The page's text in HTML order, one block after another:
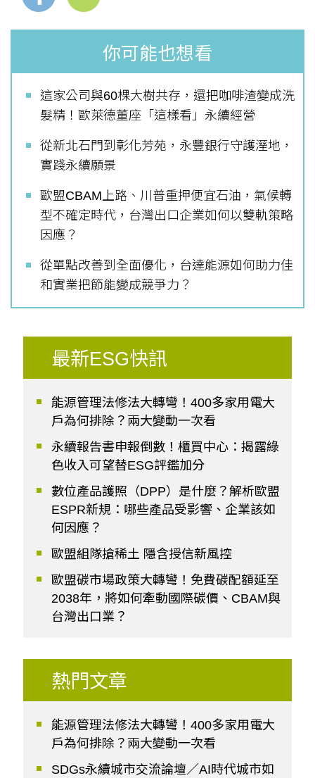
你可能也想看
這家公司與60棵大樹共存，還把咖啡渣變成洗
髮精！歐萊德董座「這樣看」永續經營
從新北石門到彰化芳苑，永豐銀行守護溼地，
實踐永續願景
歐盟CBAM上路、川普重押便宜石油，氣候轉
型不確定時代，台灣出口企業如何以雙軌策略
因應？
從單點改善到全面優化，台達能源如何助力佳
和實業把節能變成競爭力？
最新ESG快訊
能源管理法修法大轉彎！400多家用電大
戶為何排除？兩大變動一次看
永續報告書申報倒數！櫃買中心：揭露綠
色收入可望替ESG評鑑加分
數位產品護照（DPP）是什麼？解析歐盟
ESPR新規：哪些產品受影響、企業該如
何因應？
歐盟組隊搶稀土 隱含授信新風控
歐盟碳市場政策大轉彎！免費碳配額延至
2038年，將如何牽動國際碳價、CBAM與
台灣出口業？
熱門文章
能源管理法修法大轉彎！400多家用電大
戶為何排除？兩大變動一次看
SDGs永續城市交流論壇／AI時代城市如